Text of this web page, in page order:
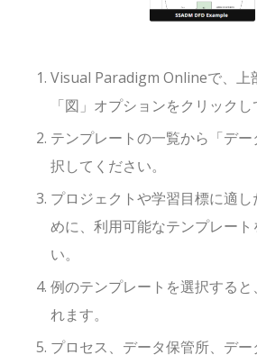
Visual Paradigm Onlineで、上
「図」オプションをクリックし
テンプレートの一覧から「デ
択してください。
プロジェクトや学習目標に適
めに、利用可能なテンプレート
い。
例のテンプレートを選択する
れます。
プロセス、データ保管所、デ